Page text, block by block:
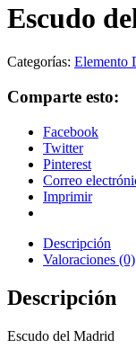
Escudo
Categorías: Elemento
Comparte esto:
Facebook
Twitter
Pinterest
Correo
Imprimir
Descripción
Valoraciones (0)
Descripción
Escudo del Madrid